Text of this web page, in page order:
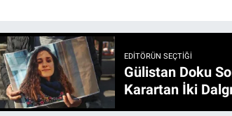
EDITÖRÜN SEÇTIĞI
Gülistan Doku
Karartan İki